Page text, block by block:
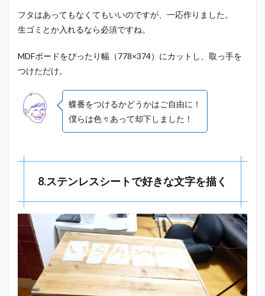
フタはあってもなくてもいいのですが、一応作りました。
生ゴミとか入れるなら必須ですね。
MDFボードをぴったり幅（778×374）にカットし、取っ手を
つけただけ。
蝶番をつけるかどうかはご自由に！
僕らは色々あって却下しました！
8.ステンレスシートで好きな文字を描く